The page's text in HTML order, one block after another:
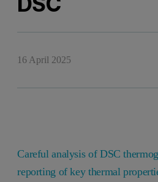
16 April 2025
Careful analysis of DSC
reporting of key thermal